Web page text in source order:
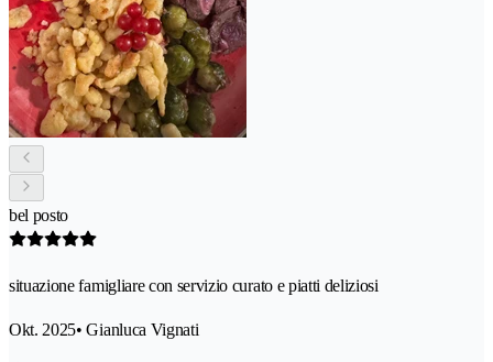
bel posto
situazione famigliare con servizio curato e piatti deliziosi
Okt. 2025• Gianluca Vignati